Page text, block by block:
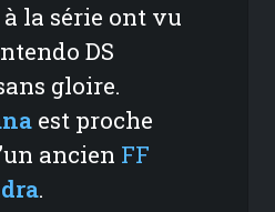
la série ont vu
DS
gloire.
est proche
ancien FF
.